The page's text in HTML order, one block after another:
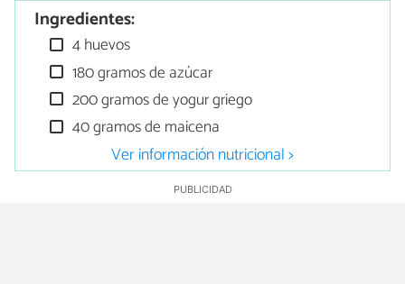
Ingredientes:
4 huevos
180 gramos de azúcar
200 gramos de yogur griego
40 gramos de maicena
Ver información nutricional >